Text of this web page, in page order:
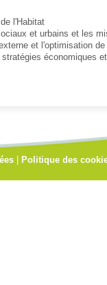
l'Habitat
et urbains et les
et l'optimisation
économiques
Politique des